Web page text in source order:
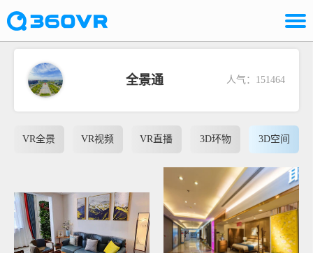
全景通 人气：151464
VR全景 VR视频 VR直播 3D环物 3D空间